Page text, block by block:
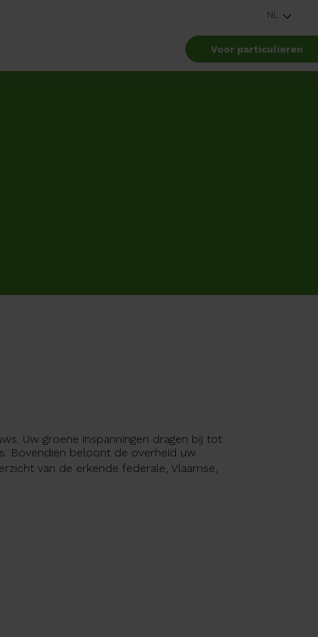
NL
Voor particulieren
Uw groene inspanningen dragen bij tot
Bovendien beloont de overheid uw
van de erkende federale, Vlaamse,